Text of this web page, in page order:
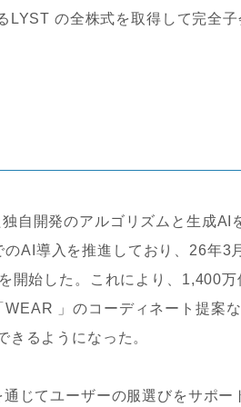
LYST の全株式を取得して完全子
自開発のアルゴリズムと生成AI
AI導入を推進しており、26年3月
開始した。これにより、1,400万
」のコーディネート提案な
るようになった。
じてユーザーの服選びをサポー